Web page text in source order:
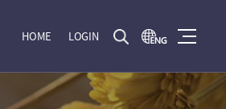
HOME LOGIN